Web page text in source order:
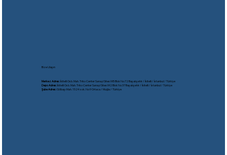
Bize Ulaşın
Merkez Adres:İkitelli Osb. Mah. Triko Center Sanayi Sitesi M5 Blok No:72 Başakşehir / İkitelli / İstanbul / Türkiye
Depo Adres:İkitelli Osb. Mah. Triko Center Sanayi Sitesi M2 Blok No:37 Başakşehir / İkitelli / İstanbul / Türkiye
Şube Adres:Gölbaşı Mah. 1524 sok. No:9 Ortaca / Muğla / Türkiye